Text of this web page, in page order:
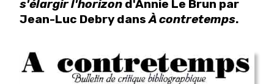
s'élargir l'horizon d'Annie Le Brun par
Jean-Luc Debry dansÀ contretemps.